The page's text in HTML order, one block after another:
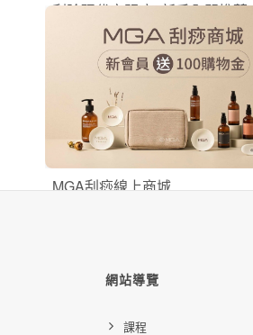
刮除現代文明病 (新手入門推薦)
刮痧線上課程
購買後有效期限：課程下架時
91845
994
MGA刮痧線上商城
網站導覽
課程